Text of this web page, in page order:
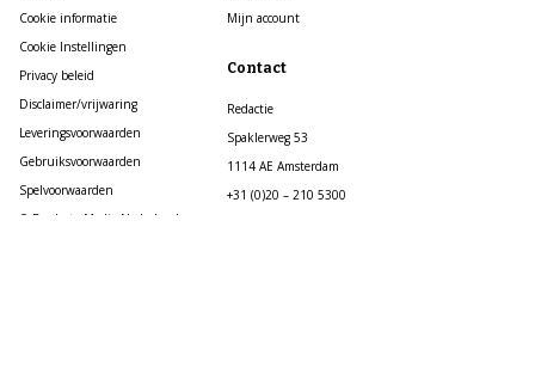
Cookie informatie
Cookie Instellingen
Privacy beleid
Disclaimer/vrijwaring
Leveringsvoorwaarden
Gebruiksvoorwaarden
Spelvoorwaarden
© Roularta Media Nederland
Mijn account
Contact
Redactie
Spaklerweg 53
1114 AE Amsterdam
+31 (0)20 – 210 5300